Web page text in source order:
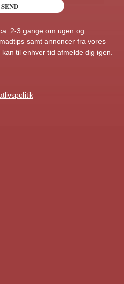
2-3 gange om ugen og
samt annoncer fra vores
kan til enhver tid afmelde dig igen.